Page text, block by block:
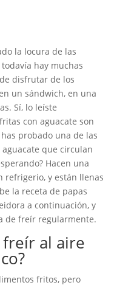
la locura de las
hay muchas
disfrutar de los
un sándwich, en una
Sí, lo leíste
con aguacate son
probado una de las
que circulan
Hacen una
refrigerio, y están llenas
la receta de papas
a continuación, y
de freír regularmente.
freír al aire
fritos, pero